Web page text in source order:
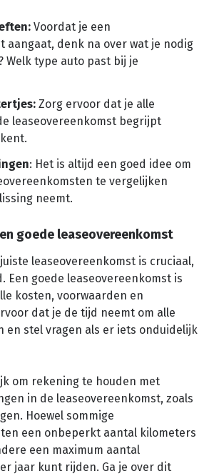
Voordat je een
aangaat, denk na over wat je nodig
Welk type auto past bij je
Zorg ervoor dat je alle
leaseovereenkomst begrijpt
: Het is altijd een goed idee om
te vergelijken
neemt.
goede leaseovereenkomst
leaseovereenkomst is cruciaal,
Een goede leaseovereenkomst is
kosten, voorwaarden en
dat je de tijd neemt om alle
en stel vragen als er iets onduidelijk
om rekening te houden met
in de leaseovereenkomst, zoals
Hoewel sommige
een onbeperkt aantal kilometers
een maximum aantal
jaar kunt rijden. Ga je over dit